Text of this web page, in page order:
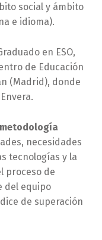
social y ámbito
e idioma).
en ESO,
de Educación
(Madrid), donde
metodología
necesidades
tecnologías y la
proceso de
del equipo
de superación